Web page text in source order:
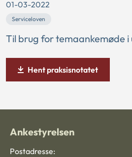
01-03-2022
Serviceloven
Til brug for temaankemøde i
Hent praksisnotatet
Ankestyrelsen
Postadresse: